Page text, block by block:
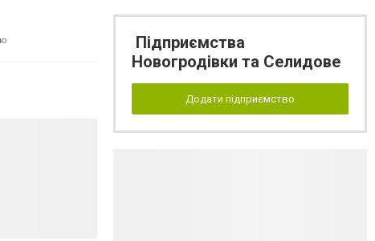
Підприємства
Новогродівки та Селидове
Додати підприємство